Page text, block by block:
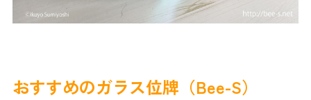
おすすめのガラス位牌（Bee-S）